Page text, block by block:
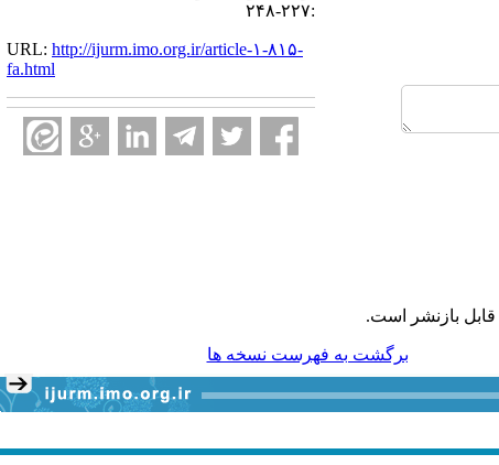
:۲۲۷-۲۴۸
URL: http://ijurm.imo.org.ir/article-۱-۸۱۵-
fa.html
قابل بازنشر است.
برگشت به فهرست نسخه ها